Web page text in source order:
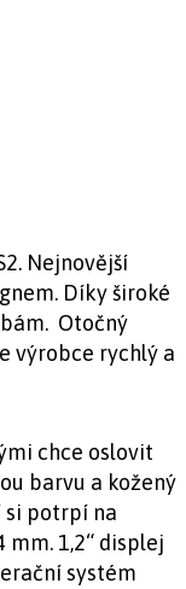
Nejnovější
Díky široké
Otočný
výrobce rychlý a
chce oslovit
barvu a kožený
si potrpí na
1,2“ displej
systém